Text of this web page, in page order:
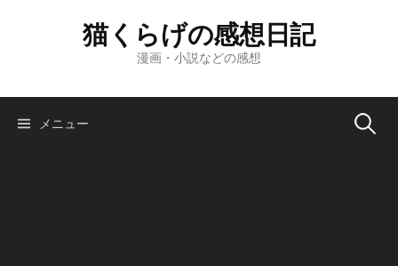
ツ
猫くらげの感想日記
漫画・小説などの感想
メニュー 検